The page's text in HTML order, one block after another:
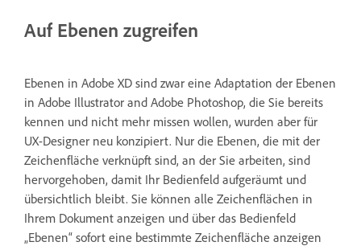
Auf Ebenen zugreifen
Ebenen in Adobe XD sind zwar eine Adaptation der Ebenen
in Adobe Illustrator and Adobe Photoshop, die Sie bereits
kennen und nicht mehr missen wollen, wurden aber für
UX-Designer neu konzipiert. Nur die Ebenen, die mit der
Zeichenfläche verknüpft sind, an der Sie arbeiten, sind
hervorgehoben, damit Ihr Bedienfeld aufgeräumt und
übersichtlich bleibt. Sie können alle Zeichenflächen in
Ihrem Dokument anzeigen und über das Bedienfeld
„Ebenen“ sofort eine bestimmte Zeichenfläche anzeigen